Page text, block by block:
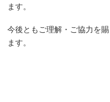
ます。
今後ともご理解・ご協力を
ます。